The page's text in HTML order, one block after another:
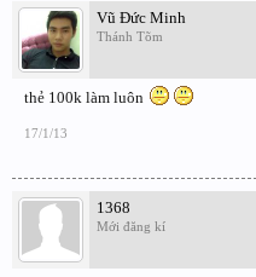
Vũ Đức Minh
Thánh Tõm
thẻ 100k làm luôn
17/1/13
1368
Mới đăng kí